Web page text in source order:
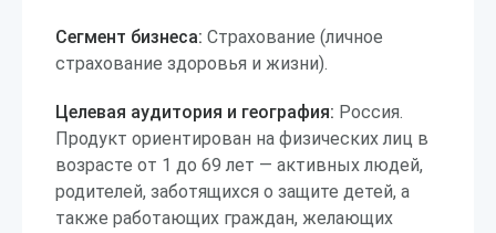
Сегмент бизнеса: Страхование (личное
страхование здоровья и жизни).
Целевая аудитория и география: Россия.
Продукт ориентирован на физических лиц в
возрасте от 1 до 69 лет — активных людей,
родителей, заботящихся о защите детей, а
также работающих граждан, желающих